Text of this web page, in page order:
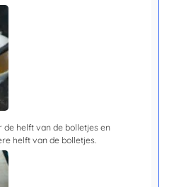
de helft van de bolletjes en
helft van de bolletjes.